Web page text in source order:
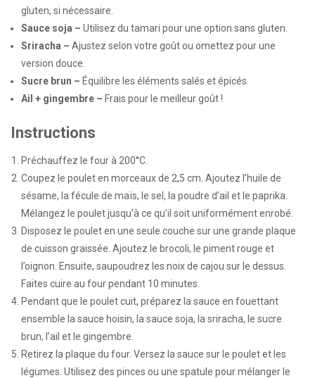
gluten, si nécessaire.
Sauce soja – Utilisez du tamari pour une option sans gluten.
Sriracha – Ajustez selon votre goût ou omettez pour une
version douce.
Sucre brun – Équilibre les éléments salés et épicés.
Ail + gingembre – Frais pour le meilleur goût !
Instructions
Préchauffez le four à 200°C.
Coupez le poulet en morceaux de 2,5 cm. Ajoutez l’huile de
sésame, la fécule de maïs, le sel, la poudre d’ail et le paprika.
Mélangez le poulet jusqu’à ce qu’il soit uniformément enrobé.
Disposez le poulet en une seule couche sur une grande plaque
de cuisson graissée. Ajoutez le brocoli, le piment rouge et
l’oignon. Ensuite, saupoudrez les noix de cajou sur le dessus.
Faites cuire au four pendant 10 minutes.
Pendant que le poulet cuit, préparez la sauce en fouettant
ensemble la sauce hoisin, la sauce soja, la sriracha, le sucre
brun, l’ail et le gingembre.
Retirez la plaque du four. Versez la sauce sur le poulet et les
légumes. Utilisez des pinces ou une spatule pour mélanger le